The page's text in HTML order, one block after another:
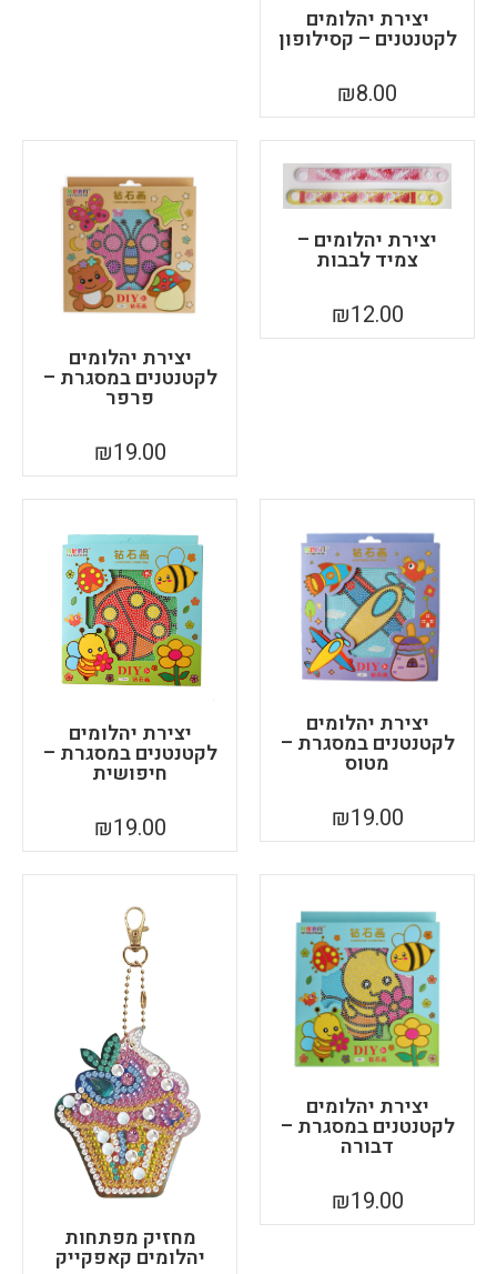
יצירת יהלומים
לקטנטנים – קסילופון
₪8.00
יצירת יהלומים –
צמיד לבבות
₪12.00
יצירת יהלומים
לקטנטנים במסגרת –
פרפר
₪19.00
יצירת יהלומים
לקטנטנים במסגרת –
מטוס
₪19.00
יצירת יהלומים
לקטנטנים במסגרת –
חיפושית
₪19.00
יצירת יהלומים
לקטנטנים במסגרת –
דבורה
₪19.00
מחזיק מפתחות
יהלומים קאפקייק